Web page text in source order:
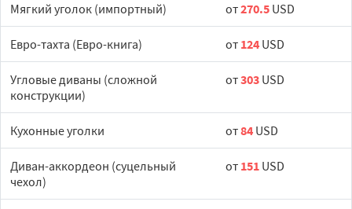
Мягкий уголок (импортный) от270.5 USD
Евро-тахта (Евро-книга) от 124 USD
Угловые диваны (сложной
конструкции)
от303 USD
Кухонные уголки от84 USD
Диван-аккордеон (суцельный
чехол)
от 151 USD